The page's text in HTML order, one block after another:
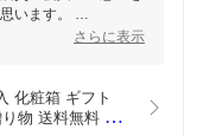
います。
さらに表示
化粧箱 ギフト
物 送料無料 各